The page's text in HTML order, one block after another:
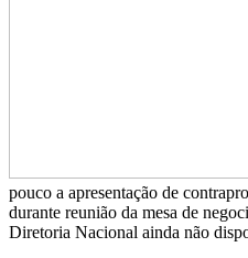
pouco a apresentação de
durante reunião da mesa de
Diretoria Nacional ainda não